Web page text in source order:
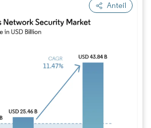
Anteil
Bild © Mordor Intelligence.